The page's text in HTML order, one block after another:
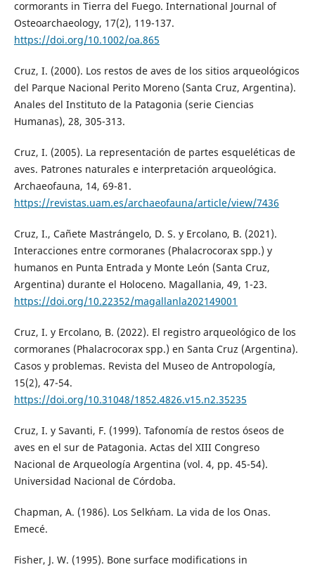
cormorants in Tierra del Fuego. International Journal of
Osteoarchaeology, 17(2), 119-137.
https://doi.org/10.1002/oa.865
Cruz, I. (2000). Los restos de aves de los sitios arqueológicos
del Parque Nacional Perito Moreno (Santa Cruz, Argentina).
Anales del Instituto de la Patagonia (serie Ciencias
Humanas), 28, 305-313.
Cruz, I. (2005). La representación de partes esqueléticas de
aves. Patrones naturales e interpretación arqueológica.
Archaeofauna, 14, 69-81.
https://revistas.uam.es/archaeofauna/article/view/7436
Cruz, I., Cañete Mastrángelo, D. S. y Ercolano, B. (2021).
Interacciones entre cormoranes (Phalacrocorax spp.) y
humanos en Punta Entrada y Monte León (Santa Cruz,
Argentina) durante el Holoceno. Magallania, 49, 1-23.
https://doi.org/10.22352/magallanla202149001
Cruz, I. y Ercolano, B. (2022). El registro arqueológico de los
cormoranes (Phalacrocorax spp.) en Santa Cruz (Argentina).
Casos y problemas. Revista del Museo de Antropología,
15(2), 47-54.
https://doi.org/10.31048/1852.4826.v15.n2.35235
Cruz, I. y Savanti, F. (1999). Tafonomía de restos óseos de
aves en el sur de Patagonia. Actas del XIII Congreso
Nacional de Arqueología Argentina (vol. 4, pp. 45-54).
Universidad Nacional de Córdoba.
Chapman, A. (1986). Los Selk´nam. La vida de los Onas.
Emecé.
Fisher, J. W. (1995). Bone surface modifications in